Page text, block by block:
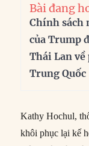
Bài đang
Chính sách
của Trump
Thái Lan về
Trung Quốc
Kathy Hochul,
khôi phục lại kế